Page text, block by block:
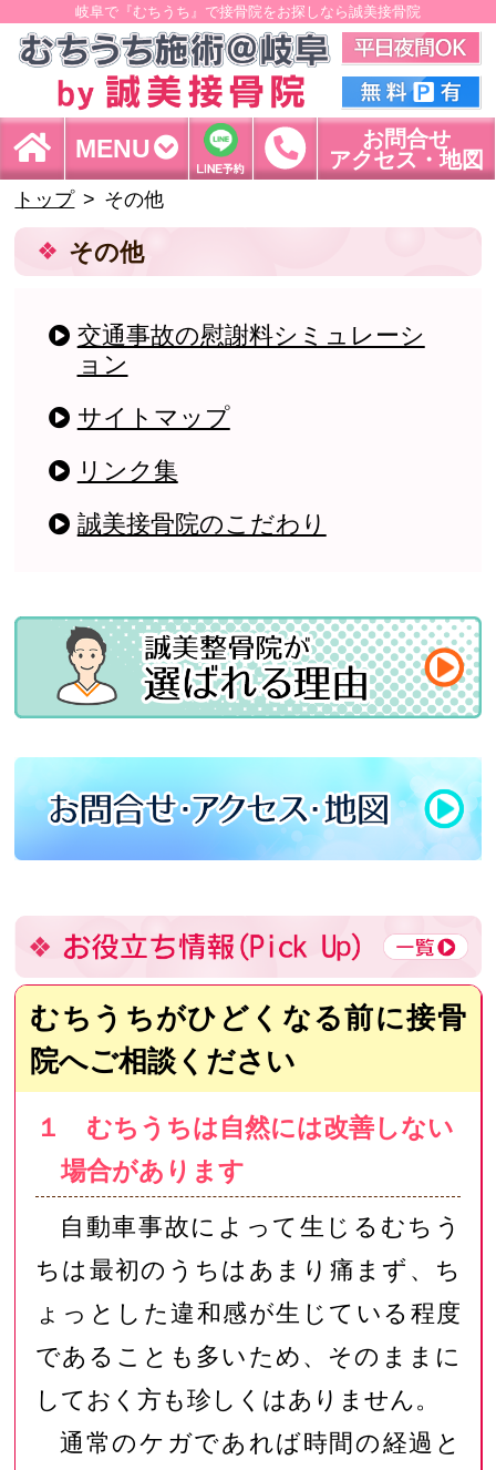
岐阜で『むちうち』で接骨院をお探しなら誠美接骨院
MENU
お問合せ
アクセス・地図
トップ その他
その他
交通事故の慰謝料シミュレーシ
ョン
サイトマップ
リンク集
誠美接骨院のこだわり
むちうちがひどくなる前に接骨
院へご相談ください
１ むちうちは自然には改善しない
場合があります
自動車事故によって生じるむちう
ちは最初のうちはあまり痛まず、ち
ょっとした違和感が生じている程度
であることも多いため、そのままに
しておく方も珍しくはありません。
通常のケガであれば時間の経過と